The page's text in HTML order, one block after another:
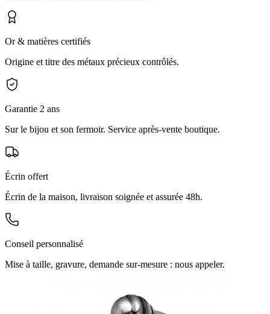
Or & matières certifiés
Origine et titre des métaux précieux contrôlés.
Garantie 2 ans
Sur le bijou et son fermoir. Service après-vente boutique.
Écrin offert
Écrin de la maison, livraison soignée et assurée 48h.
Conseil personnalisé
Mise à taille, gravure, demande sur-mesure : nous appeler.